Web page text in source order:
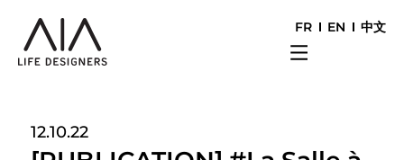
FR EN 中文
12.10.22